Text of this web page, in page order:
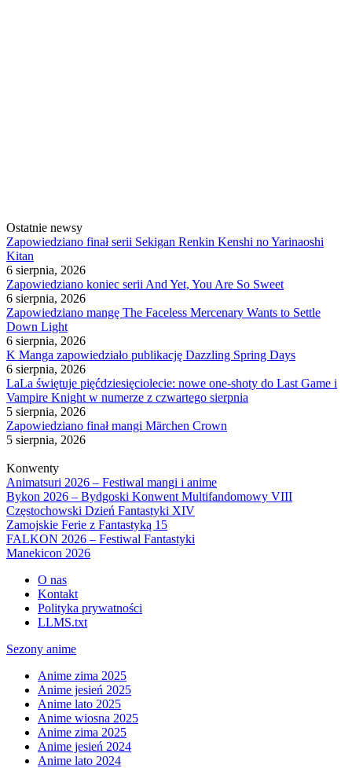
Ostatnie newsy
Zapowiedziano finał serii Sekigan Renkin Kenshi no Yarinaoshi
Kitan
6 sierpnia, 2026
Zapowiedziano koniec serii And Yet, You Are So Sweet
6 sierpnia, 2026
Zapowiedziano mangę The Faceless Mercenary Wants to Settle
Down Light
6 sierpnia, 2026
K Manga zapowiedziało publikację Dazzling Spring Days
6 sierpnia, 2026
LaLa świętuje pięćdziesięciolecie: nowe one-shoty do Last Game i
Vampire Knight w numerze z czwartego sierpnia
5 sierpnia, 2026
Zapowiedziano finał mangi Märchen Crown
5 sierpnia, 2026
Konwenty
Animatsuri 2026 – Festiwal mangi i anime
Bykon 2026 – Bydgoski Konwent Multifandomowy VIII
Częstochowski Dzień Fantastyki XIV
Zamojskie Ferie z Fantastyką 15
FALKON 2026 – Festiwal Fantastyki
Manekicon 2026
O nas
Kontakt
Polityka prywatności
LLMS.txt
Sezony anime
Anime zima 2025
Anime jesień 2025
Anime lato 2025
Anime wiosna 2025
Anime zima 2025
Anime jesień 2024
Anime lato 2024